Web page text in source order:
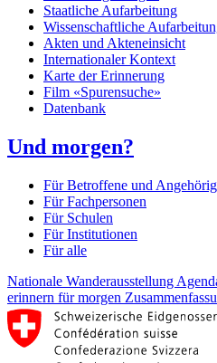
Staatliche Aufarbeitung
Wissenschaftliche
Akten und Akteneinsicht
Internationaler Kontext
Karte der Erinnerung
Film «Spurensuche»
Datenbank
Und morgen?
Für Betroffene und
Für Fachpersonen
Für Schulen
Für Institutionen
Für alle
Nationale Wanderausstellung
erinnern für morgen